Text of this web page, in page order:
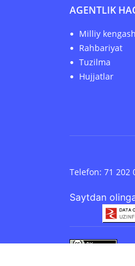
AGENTLIK
Milliy kengash
Rahbariyat
Tuzilma
Hujjatlar
Telefon: 71 202
Saytdan